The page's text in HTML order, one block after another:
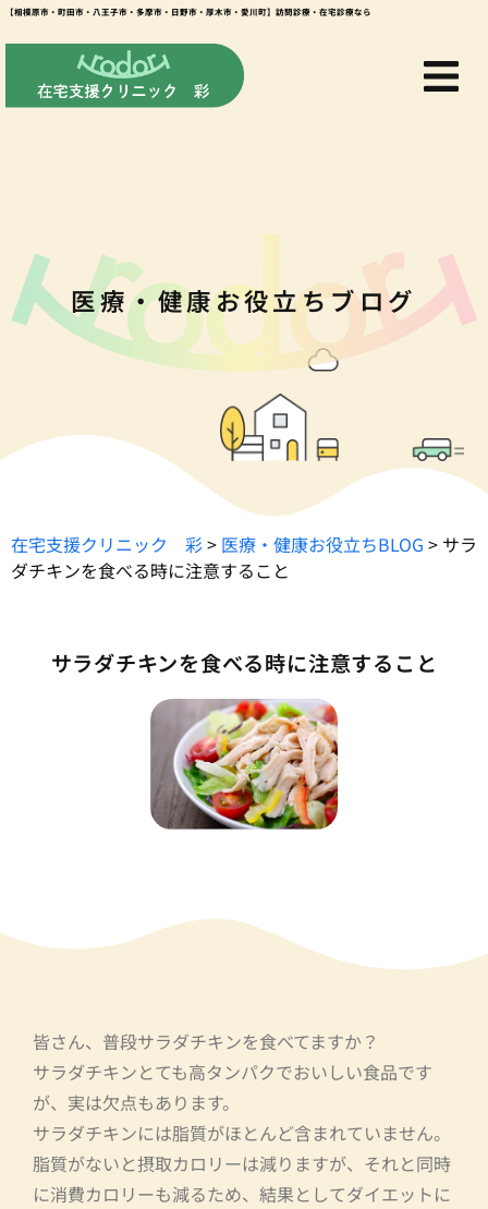
【相模原市・町田市・八王子市・多摩市・日野市・厚木市・愛川町】訪問診療・在宅診療なら
医療・健康お役立ちブログ
在宅支援クリニック 彩> 医療・健康お役立ちBLOG > サラ
ダチキンを食べる時に注意すること
サラダチキンを食べる時に注意すること
皆さん、普段サラダチキンを食べてますか？
サラダチキンとても高タンパクでおいしい食品です
が、実は欠点もあります。
サラダチキンには脂質がほとんど含まれていません。
脂質がないと摂取カロリーは減りますが、それと同時
に消費カロリーも減るため、結果としてダイエットに